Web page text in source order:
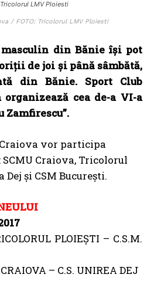
LMV Ploiesti
/ FOTO: Tricolorul LMV Ploiesti
din Bănie își pot
de joi și până sâmbătă,
din Bănie. Sport Club
cea de-a VI-a
Zamfirescu”.
vor participa
Craiova, Tricolorul
și CSM București.
PLOIEŞTI – C.S.M.
CRAIOVA – C.S. UNIREA DEJ